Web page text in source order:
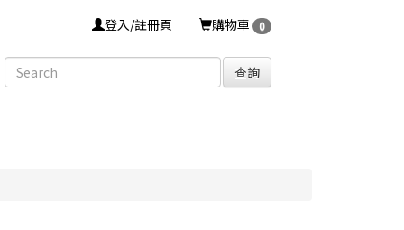
登入/註冊頁 購物車 0
查詢